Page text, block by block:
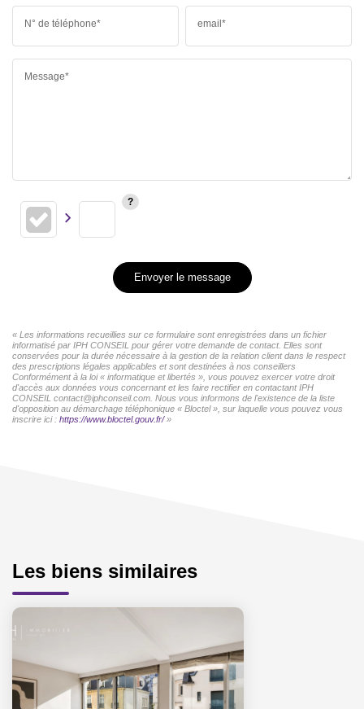
N° de téléphone* email*
Message*
Envoyer le message
« Les informations recueillies sur ce formulaire sont enregistrées dans un fichier
informatisé par IPH CONSEIL pour gérer votre demande de contact. Elles sont
conservées pour la durée nécessaire à la gestion de la relation client dans le respect
des prescriptions légales applicables et sont destinées à nos conseillers
Conformément à la loi « informatique et libertés », vous pouvez exercer votre droit
d'accès aux données vous concernant et les faire rectifier en contactant IPH
CONSEIL contact@iphconseil.com. Nous vous informons de l'existence de la liste
d'opposition au démarchage téléphonique « Bloctel », sur laquelle vous pouvez vous
inscrire ici : https://www.bloctel.gouv.fr/»
Les biens similaires